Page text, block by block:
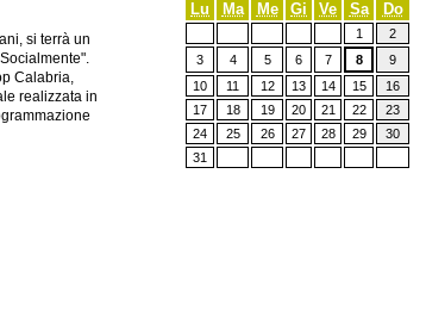
si terrà un
Calabria,
realizzata in
Lu Ma Me Gi Ve Sa Do
1
2
3
4 5 6 7 8
9
10
11 12 13 14 15
16
17
18 19 20 21 22
23
24
25 26 27 28 29
30
31